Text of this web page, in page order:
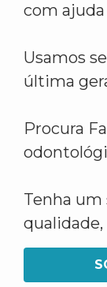
com
Usamos
última
Procura
Tenha